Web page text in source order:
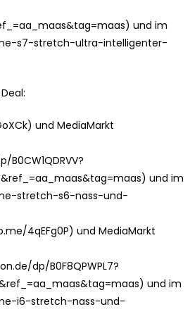
und im
s7-stretch-ultra-intelligenter-
und MediaMarkt
B0CW1QDRVV?
und im
stretch-s6-nass-und-
4qEFg0P) und MediaMarkt
dp/B0F8QPWPL7?
und im
i6-stretch-nass-und-